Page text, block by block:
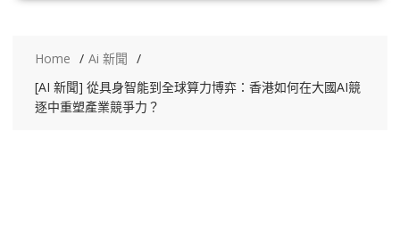
Home
Ai 新聞
[AI 新聞] 從具身智能到全球算力博弈：香港如何在大國AI競
逐中重塑產業競爭力？